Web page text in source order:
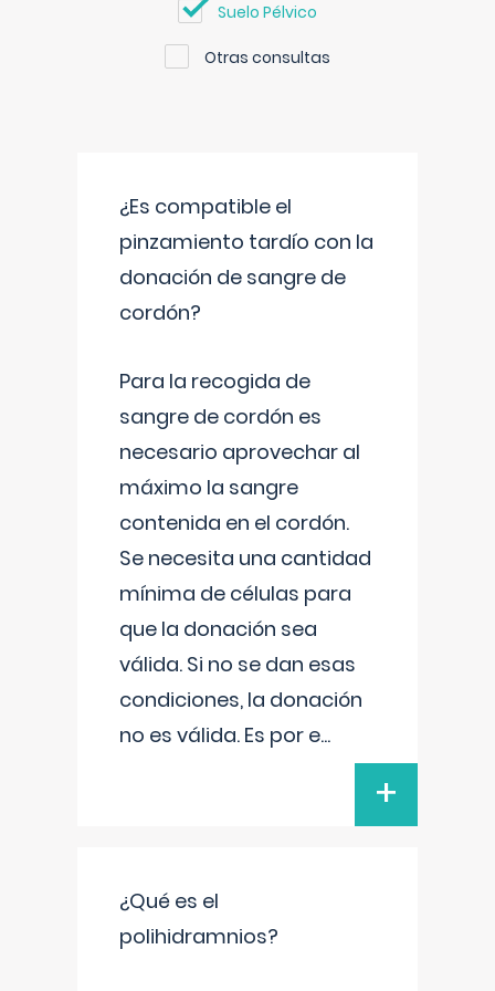
Suelo Pélvico
Otras consultas
¿Es compatible el
pinzamiento tardío con la
donación de sangre de
cordón?
Para la recogida de
sangre de cordón es
necesario aprovechar al
máximo la sangre
contenida en el cordón.
Se necesita una cantidad
mínima de células para
que la donación sea
válida. Si no se dan esas
condiciones, la donación
no es válida. Es por e...
+
¿Qué es el
polihidramnios?